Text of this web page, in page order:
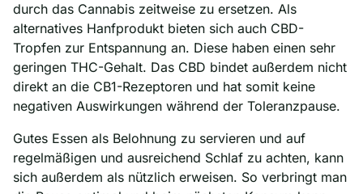
durch das Cannabis zeitweise zu ersetzen. Als
alternatives Hanfprodukt bieten sich auch CBD-
Tropfen zur Entspannung an. Diese haben einen sehr
geringen THC-Gehalt. Das CBD bindet außerdem nicht
direkt an die CB1-Rezeptoren und hat somit keine
negativen Auswirkungen während der Toleranzpause.
Gutes Essen als Belohnung zu servieren und auf
regelmäßigen und ausreichend Schlaf zu achten, kann
sich außerdem als nützlich erweisen. So verbringt man